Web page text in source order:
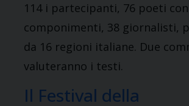
114 i partecipanti, 76 poeti con
componimenti, 38 giornalisti,
da 16 regioni italiane. Due
valuteranno i testi.
Il Festival della